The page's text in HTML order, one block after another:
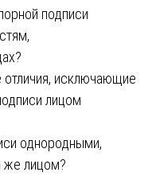
подписи
исключающие
лицом
однородными,
же лицом?